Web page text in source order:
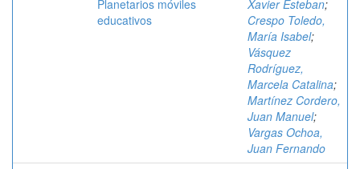
Planetarios móviles
educativos
Xavier Esteban;
Crespo Toledo,
María Isabel;
Vásquez
Rodríguez,
Marcela Catalina;
Martínez Cordero,
Juan Manuel;
Vargas Ochoa,
Juan Fernando